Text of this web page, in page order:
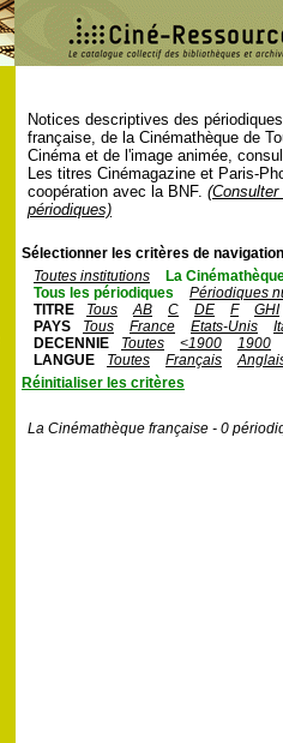
Notices descriptives des
française, de la Cinémathèque de
Cinéma et de l'image animée,
Les titres Cinémagazine et Paris-
coopération avec la BNF.
périodiques)
Sélectionner les critères de
Toutes institutions
La
Tous les périodiques
Périodiques
TITRE
Tous AB C DE F
GHI
PAYS
Tous France Etats-Unis
DECENNIE
Toutes <1900
1900
LANGUE
Toutes Français
Réinitialiser les critères
La Cinémathèque française - 0